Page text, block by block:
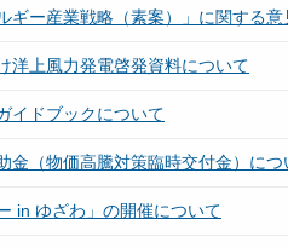
ギー産業戦略（素案）」に関する
洋上風力発電啓発資料について
イドブックについて
金（物価高騰対策臨時交付金）につ
in ゆざわ」の開催について